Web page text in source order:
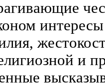
и